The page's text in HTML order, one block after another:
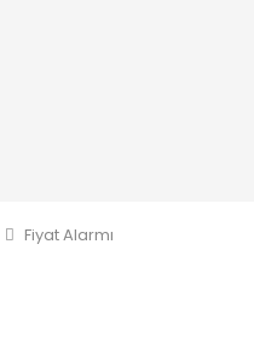
Fiyat Alarmı